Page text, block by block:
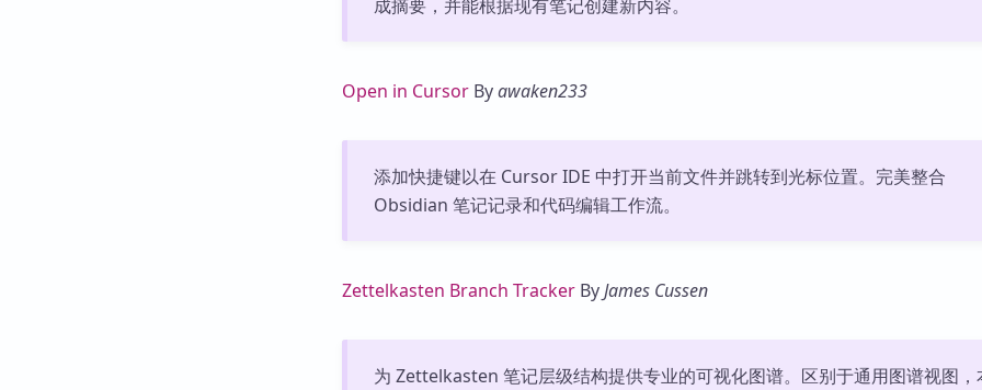
成摘要，并能根据现有笔记创建新内容。
Open in Cursor Byawaken233
添加快捷键以在 Cursor IDE 中打开当前文件并跳转到光标位置。完美整合
Obsidian 笔记记录和代码编辑工作流。
Zettelkasten Branch Tracker ByJames Cussen
为 Zettelkasten 笔记层级结构提供专业的可视化图谱。区别于通用图谱视图，